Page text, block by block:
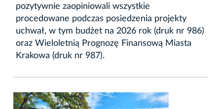
pozytywnie zaopiniowali wszystkie
procedowane podczas posiedzenia projekty
uchwał, w tym budżet na 2026 rok (druk nr 986)
oraz Wieloletnią Prognozę Finansową Miasta
Krakowa (druk nr 987).